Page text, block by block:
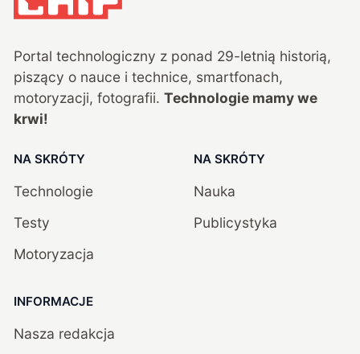
Portal technologiczny z ponad 29-letnią historią,
piszący o nauce i technice, smartfonach,
motoryzacji, fotografii. Technologie mamy we
krwi!
NA SKRÓTY
Technologie
Testy
Motoryzacja
NA SKRÓTY
Nauka
Publicystyka
INFORMACJE
Nasza redakcja